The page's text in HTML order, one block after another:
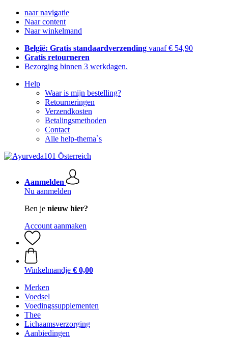
naar navigatie
Naar content
Naar winkelmand
België: Gratis standaardverzending vanaf € 54,90
Gratis retourneren
Bezorging binnen 3 werkdagen.
Help
Waar is mijn bestelling?
Retourneringen
Verzendkosten
Betalingsmethoden
Contact
Alle help-thema`s
Aanmelden
Nu aanmelden
Ben je nieuw hier?
Account aanmaken
Winkelmandje € 0,00
Merken
Voedsel
Voedingssupplementen
Thee
Lichaamsverzorging
Aanbiedingen